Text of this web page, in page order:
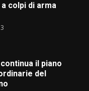
colpi di arma
il piano
del